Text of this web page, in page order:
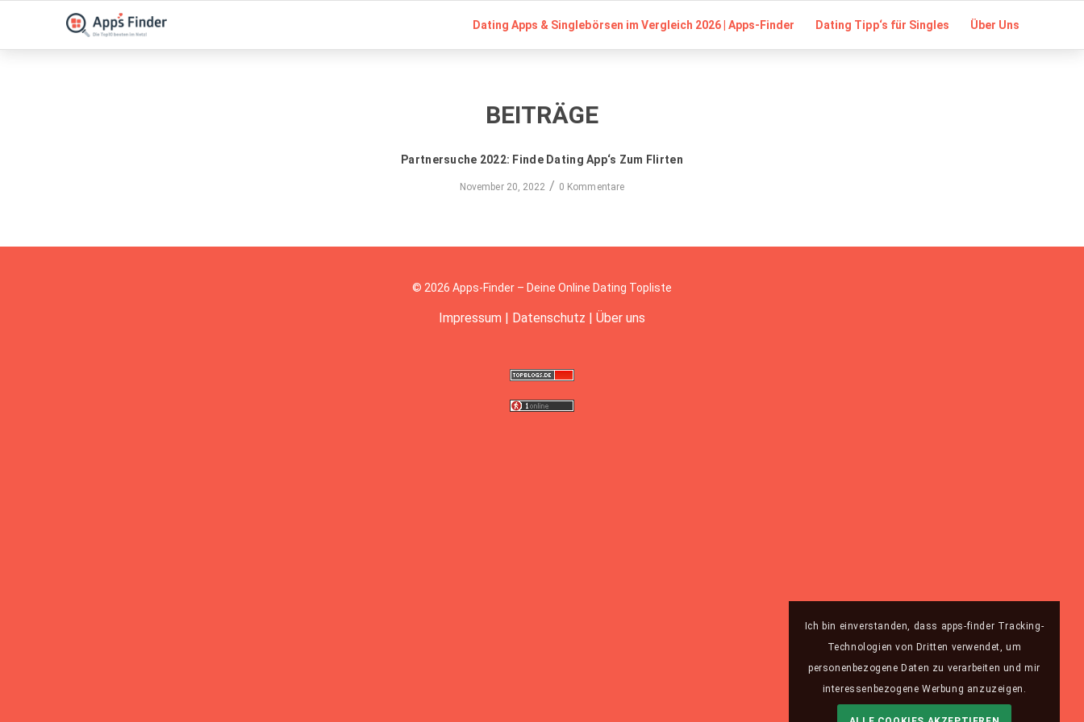
Dating Apps & Singlebörsen im Vergleich 2026 | Apps-Finder Dating Tipp‘s für Singles Über Uns
BEITRÄGE
Partnersuche 2022: Finde Dating App‘s Zum Flirten
November 20, 2022 / 0 Kommentare
© 2026 Apps-Finder – Deine Online Dating Topliste
Impressum | Datenschutz | Über uns
Ich bin einverstanden, dass apps-finder Tracking-
Technologien von Dritten verwendet, um
personenbezogene Daten zu verarbeiten und mir
interessenbezogene Werbung anzuzeigen.